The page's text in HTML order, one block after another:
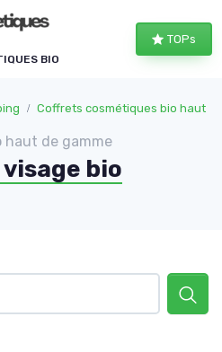
BIO
TOPs
Coffrets cosmétiques bio haut
haut de gamme
bio